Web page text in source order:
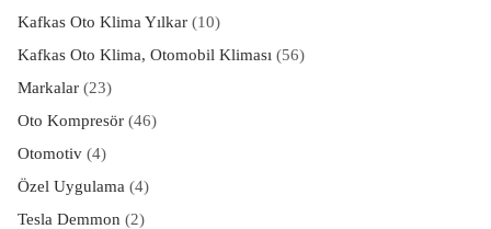
Kafkas Oto Klima Yılkar(10)
Kafkas Oto Klima, Otomobil Kliması (56)
Markalar(23)
Oto Kompresör(46)
Otomotiv(4)
Özel Uygulama (4)
Tesla Demmon (2)